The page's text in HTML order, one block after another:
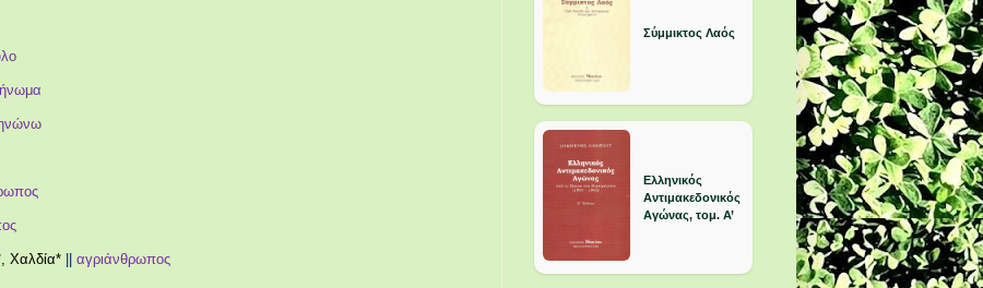
Χαλδία*|| αγριάνθρωπος
Σύμμικτος Λαός
Ελληνικός
Αντιμακεδονικός
Αγώνας, τομ. Α’